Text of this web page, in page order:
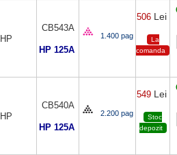
HP
CB543A
HP 125A
1.400 pag
506 Lei
La
comanda
HP
CB540A
HP 125A
2.200 pag
549 Lei
Stoc
depozit